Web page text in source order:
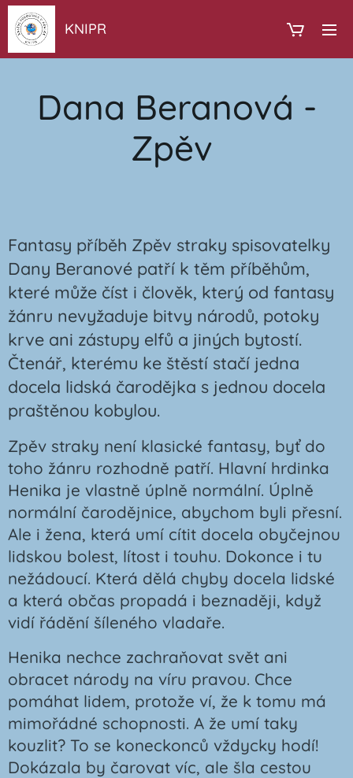
KNIPR
Dana Beranová -
Zpěv
Fantasy příběh Zpěv straky spisovatelky
Dany Beranové patří k těm příběhům,
které může číst i člověk, který od fantasy
žánru nevyžaduje bitvy národů, potoky
krve ani zástupy elfů a jiných bytostí.
Čtenář, kterému ke štěstí stačí jedna
docela lidská čarodějka s jednou docela
praštěnou kobylou.
Zpěv straky není klasické fantasy, byť do
toho žánru rozhodně patří. Hlavní hrdinka
Henika je vlastně úplně normální. Úplně
normální čarodějnice, abychom byli přesní.
Ale i žena, která umí cítit docela obyčejnou
lidskou bolest, lítost i touhu. Dokonce i tu
nežádoucí. Která dělá chyby docela lidské
a která občas propadá i beznaději, když
vidí řádění šíleného vladaře.
Henika nechce zachraňovat svět ani
obracet národy na víru pravou. Chce
pomáhat lidem, protože ví, že k tomu má
mimořádné schopnosti. A že umí taky
kouzlit? To se koneckonců vždycky hodí!
Dokázala by čarovat víc, ale šla cestou